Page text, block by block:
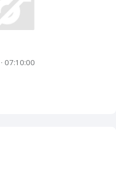
· 07:10:00